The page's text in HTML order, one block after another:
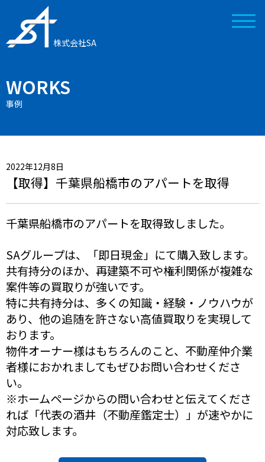
株式会社SA
WORKS
事例
2022年12月8日
【取得】千葉県船橋市のアパートを取得
千葉県船橋市のアパートを取得致しました。
SAグループは、「即日現金」にて購入致します。
共有持分のほか、再建築不可や権利関係が複雑な
案件等の買取りが強いです。
特に共有持分は、多くの知識・経験・ノウハウが
あり、他の追随を許さない高値買取りを実現して
おります。
物件オーナー様はもちろんのこと、不動産仲介業
者様におかれましてもぜひお問い合わせくださ
い。
※ホームページからの問い合わせと伝えてくださ
れば「代表の酒井（不動産鑑定士）」が速やかに
対応致します。